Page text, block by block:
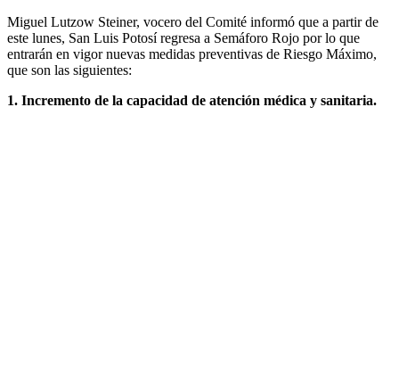
Miguel Lutzow Steiner, vocero del Comité informó que a partir de
este lunes, San Luis Potosí regresa a Semáforo Rojo por lo que
entrarán en vigor nuevas medidas preventivas de Riesgo Máximo,
que son las siguientes:
1. Incremento de la capacidad de atención médica y sanitaria.